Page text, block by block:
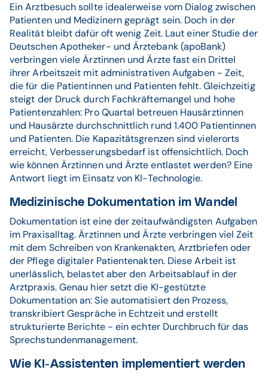
Ein Arztbesuch sollte idealerweise vom Dialog zwischen
Patienten und Medizinern geprägt sein. Doch in der
Realität bleibt dafür oft wenig Zeit. Laut einer Studie der
Deutschen Apotheker- und Ärztebank (apoBank)
verbringen viele Ärztinnen und Ärzte fast ein Drittel
ihrer Arbeitszeit mit administrativen Aufgaben - Zeit,
die für die Patientinnen und Patienten fehlt. Gleichzeitig
steigt der Druck durch Fachkräftemangel und hohe
Patientenzahlen: Pro Quartal betreuen Hausärztinnen
und Hausärzte durchschnittlich rund 1.400 Patientinnen
und Patienten. Die Kapazitätsgrenzen sind vielerorts
erreicht, Verbesserungsbedarf ist offensichtlich. Doch
wie können Ärztinnen und Ärzte entlastet werden? Eine
Antwort liegt im Einsatz von KI-Technologie.
Medizinische Dokumentation im Wandel
Dokumentation ist eine der zeitaufwändigsten Aufgaben
im Praxisalltag. Ärztinnen und Ärzte verbringen viel Zeit
mit dem Schreiben von Krankenakten, Arztbriefen oder
der Pflege digitaler Patientenakten. Diese Arbeit ist
unerlässlich, belastet aber den Arbeitsablauf in der
Arztpraxis. Genau hier setzt die KI-gestützte
Dokumentation an: Sie automatisiert den Prozess,
transkribiert Gespräche in Echtzeit und erstellt
strukturierte Berichte - ein echter Durchbruch für das
Sprechstundenmanagement.
Wie KI-Assistenten implementiert werden